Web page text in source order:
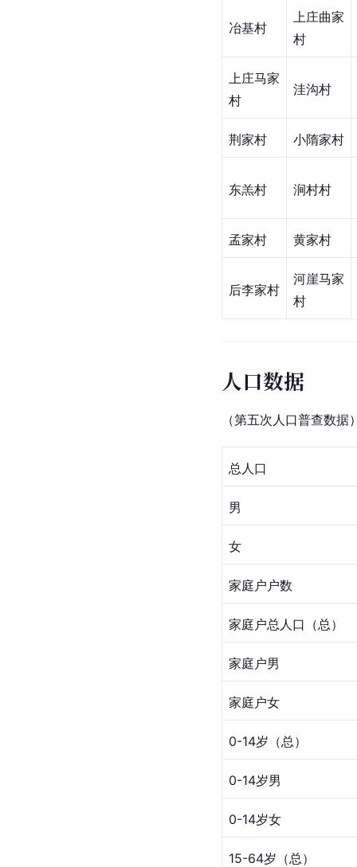
冶基村
上庄曲家
村
上庄马家
村
洼沟村
荆家村 小隋家村
东羔村 涧村村
孟家村 黄家村
后李家村
河崖马家
村
人口数据
（第五次人口普查数据
总人口
男
女
家庭户户数
家庭户总人口（总）
家庭户男
家庭户女
0-14岁（总）
0-14岁男
0-14岁女
15-64岁（总）